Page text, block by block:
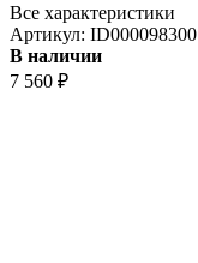
Все характеристики
Артикул: ID000098300
В наличии
7 560 ₽